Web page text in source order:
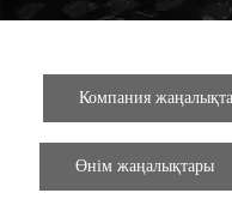
Компания
Өнім жаңалықтары